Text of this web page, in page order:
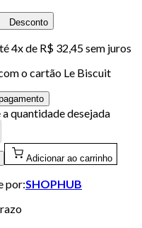
Desconto
4x de R$ 32,45 sem juros
o cartão Le Biscuit
quantidade desejada
Adicionar ao carrinho
por:SHOPHUB